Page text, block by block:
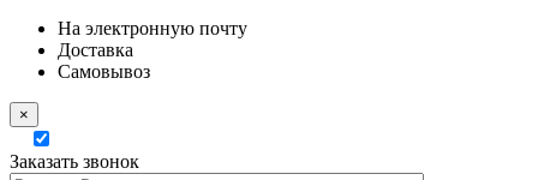
На электронную почту
Доставка
Самовывоз
×
Заказать звонок